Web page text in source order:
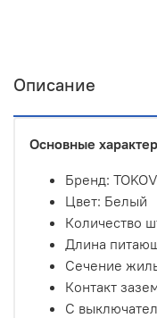
Описание
Основные
Бренд:
Цвет: Белый
Количество
Длина
Сечение
Контакт
С